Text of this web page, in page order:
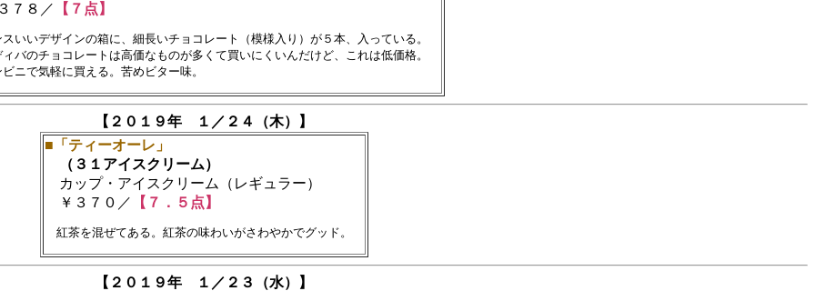
７８／
【７点】
いいデザインの箱に、細長いチョコレート（模様入り）が５本、入っている。
バのチョコレートは高価なものが多くて買いにくいんだけど、これは低価格。
【２０１９年 １／２４（木）】
■「ティーオーレ」
（３１アイスクリーム）
カップ・アイスクリーム（レギュラー）
￥３７０／ 【７．５点】
【２０１９年 １／２３（水）】